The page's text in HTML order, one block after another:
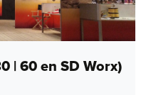
| 60 en SD Worx)